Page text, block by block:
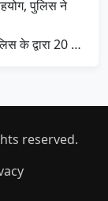
पुलिस ने
के द्वारा 20 …
reserved.